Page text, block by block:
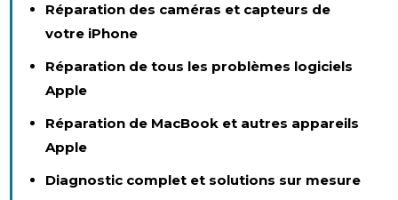
Réparation des caméras et capteurs de
votre iPhone
Réparation de tous les problèmes logiciels
Apple
Réparation de MacBook et autres appareils
Apple
Diagnostic complet et solutions sur mesure